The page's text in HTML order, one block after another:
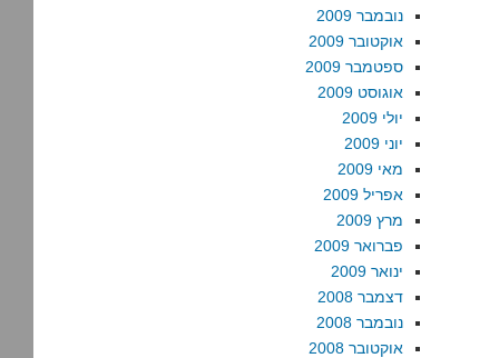
נובמבר 2009
אוקטובר 2009
ספטמבר 2009
אוגוסט 2009
יולי 2009
יוני 2009
מאי 2009
אפריל 2009
מרץ 2009
פברואר 2009
ינואר 2009
דצמבר 2008
נובמבר 2008
אוקטובר 2008